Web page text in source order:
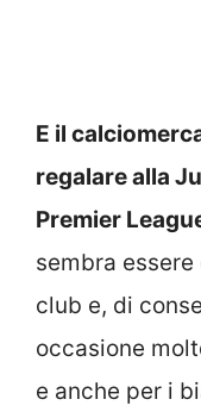
E il
regalare alla
Premier
sembra
club e, di
occasione
e anche per i